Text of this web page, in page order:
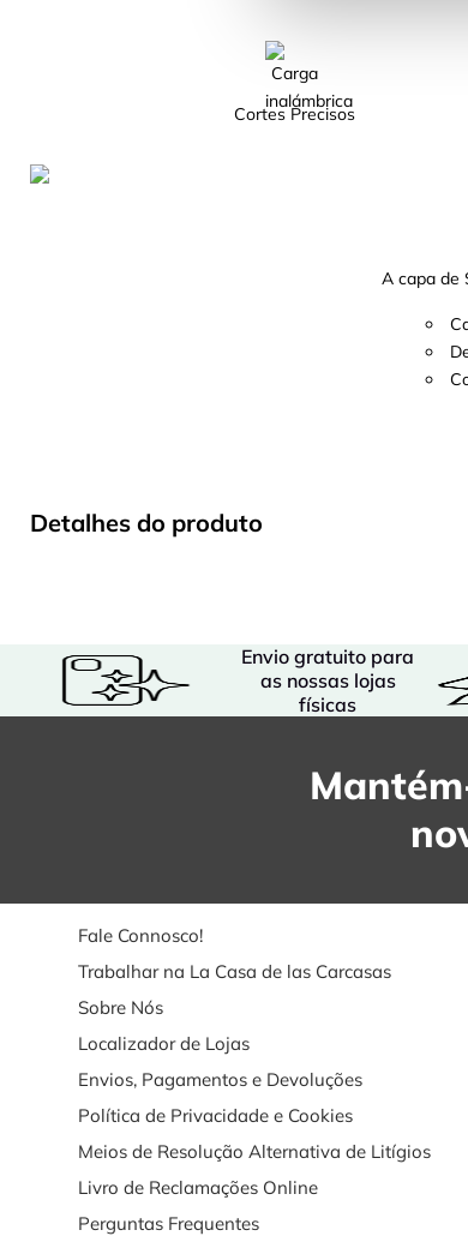
Cortes Precisos
A capa de
Detalhes do produto
Envio gratuito para
as nossas lojas
físicas
Fale Connosco!
Trabalhar na La Casa de las Carcasas
Sobre Nós
Localizador de Lojas
Envios, Pagamentos e Devoluções
Política de Privacidade e Cookies
Meios de Resolução Alternativa de Litígios
Livro de Reclamações Online
Perguntas Frequentes